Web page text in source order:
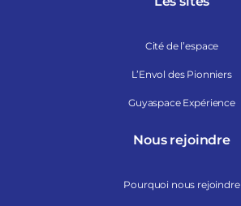
Cité de l’espace
L’Envol des Pionniers
Guyaspace Expérience
Nous rejoindre
Pourquoi nous rejoindre